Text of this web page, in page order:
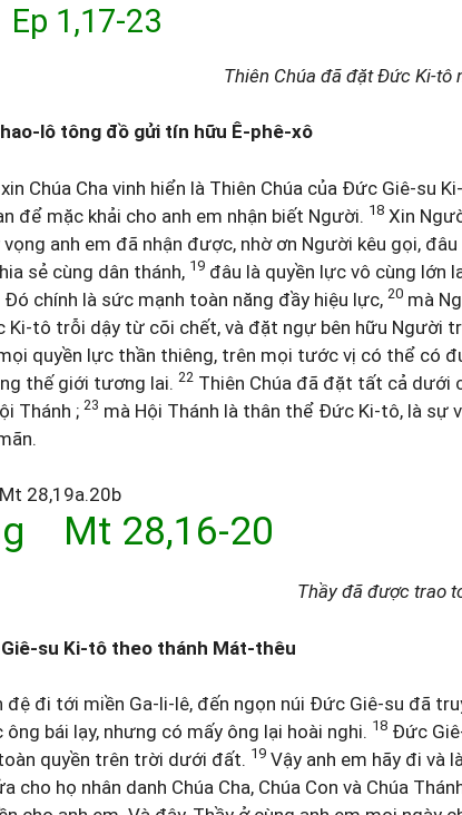
1,17-23
Thiên Chúa đã đặt Đức Ki-tô
lô tông đồ gửi tín hữu Ê-phê-xô
Chúa Cha vinh hiển là Thiên Chúa của Đức Giê-su
để mặc khải cho anh em nhận biết Người. 18 Xin
anh em đã nhận được, nhờ ơn Người kêu gọi,
sẻ cùng dân thánh, 19 đâu là quyền lực vô cùng lớn
chính là sức mạnh toàn năng đầy hiệu lực, 20 mà
Ki-tô trỗi dậy từ cõi chết, và đặt ngự bên hữu Người
quyền lực thần thiêng, trên mọi tước vị có thể có
thế giới tương lai. 22 Thiên Chúa đã đặt tất cả dưới
Thánh ; 23 mà Hội Thánh là thân thể Đức Ki-tô, là sự
28,19a.20b
Mt 28,16-20
Thầy đã được trao
su Ki-tô theo thánh Mát-thêu
đệ đi tới miền Ga-li-lê, đến ngọn núi Đức Giê-su đã
ông bái lạy, nhưng có mấy ông lại hoài nghi. 18 Đức
quyền trên trời dưới đất. 19 Vậy anh em hãy đi và
cho họ nhân danh Chúa Cha, Chúa Con và Chúa